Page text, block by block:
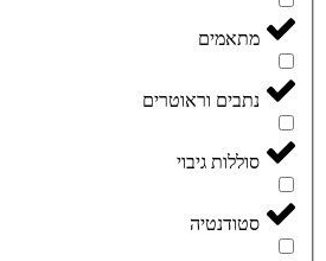
מתאמים
נתבים וראוטרים
סוללות גיבוי
סטודנטיה